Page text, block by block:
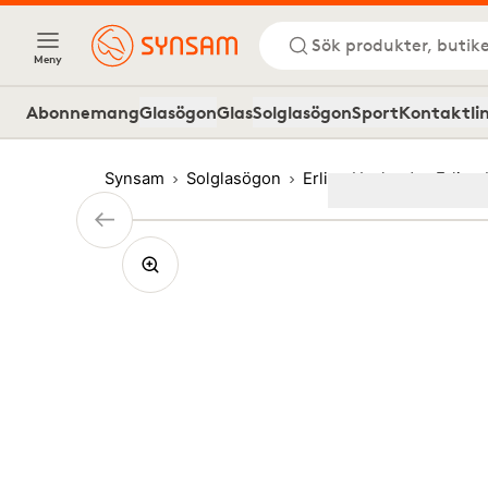
Meny
Sök produkter,
AbonnemangGlasögonGlasSolglasögonSport
Synsam Solglasögon Erling Haaland Erling